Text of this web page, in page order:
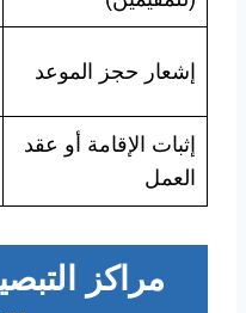
إشعار حجز الموعد
إثبات الإقامة أو عقد
العمل
مراكز